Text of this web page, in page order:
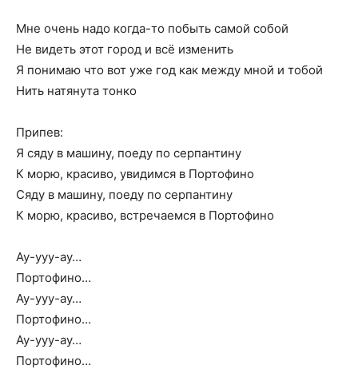
Мне очень надо когда-то побыть самой собой
Не видеть этот город и всё изменить
Я понимаю что вот уже год как между мной и тобой
Нить натянута тонко
Припев:
Я сяду в машину, поеду по серпантину
К морю, красиво, увидимся в Портофино
Сяду в машину, поеду по серпантину
К морю, красиво, встречаемся в Портофино
Ау-ууу-ау…
Портофино…
Ау-ууу-ау…
Портофино…
Ау-ууу-ау…
Портофино…